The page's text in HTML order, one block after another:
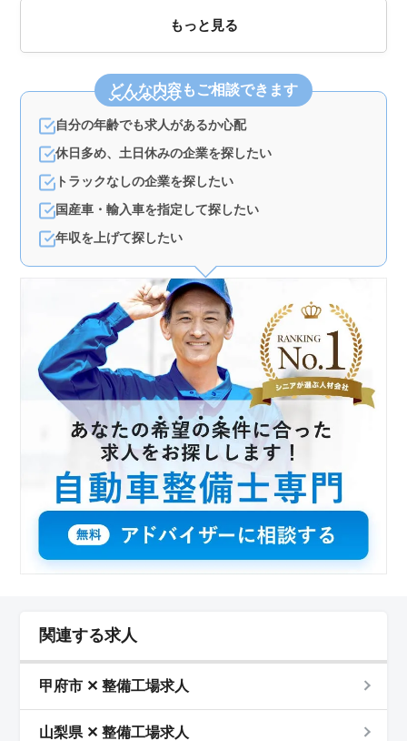
もっと見る
どんな内容もご相談できます
自分の年齢でも求人があるか心配
休日多め、土日休みの企業を探したい
トラックなしの企業を探したい
国産車・輸入車を指定して探したい
年収を上げて探したい
関連する求人
甲府市 ✕ 整備工場求人
山梨県 ✕ 整備工場求人